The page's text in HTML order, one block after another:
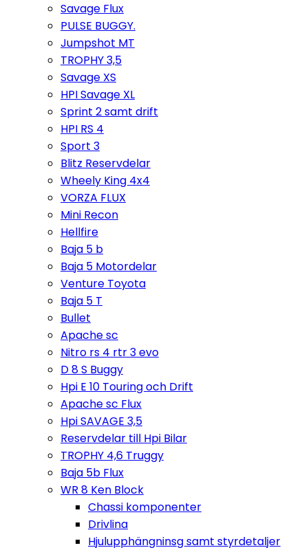
Savage Flux
PULSE BUGGY.
Jumpshot MT
TROPHY 3,5
Savage XS
HPI Savage XL
Sprint 2 samt drift
HPI RS 4
Sport 3
Blitz Reservdelar
Wheely King 4x4
VORZA FLUX
Mini Recon
Hellfire
Baja 5 b
Baja 5 Motordelar
Venture Toyota
Baja 5 T
Bullet
Apache sc
Nitro rs 4 rtr 3 evo
D 8 S Buggy
Hpi E 10 Touring och Drift
Apache sc Flux
Hpi SAVAGE 3,5
Reservdelar till Hpi Bilar
TROPHY 4,6 Truggy
Baja 5b Flux
WR 8 Ken Block
Chassi komponenter
Drivlina
Hjulupphängninsg samt styrdetaljer